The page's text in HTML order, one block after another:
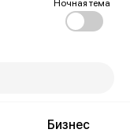
Ночная тема
Бизнес